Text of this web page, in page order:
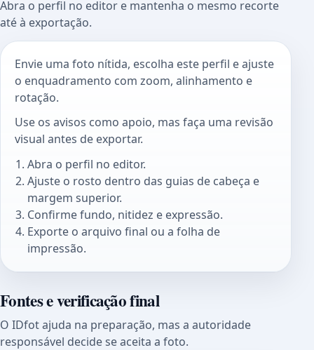
Abra o perfil no editor e mantenha o mesmo recorte
até à exportação.
Envie uma foto nítida, escolha este perfil e ajuste
o enquadramento com zoom, alinhamento e
rotação.
Use os avisos como apoio, mas faça uma revisão
visual antes de exportar.
Abra o perfil no editor.
Ajuste o rosto dentro das guias de cabeça e
margem superior.
Confirme fundo, nitidez e expressão.
Exporte o arquivo final ou a folha de
impressão.
Fontes e verificação final
O IDfot ajuda na preparação, mas a autoridade
responsável decide se aceita a foto.